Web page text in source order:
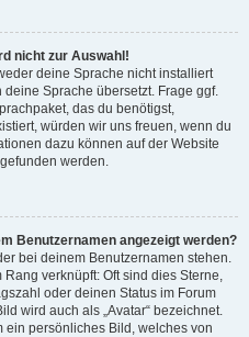
nicht zur Auswahl!
deine Sprache nicht installiert
Sprache übersetzt. Frage ggf.
das du benötigst,
würden wir uns freuen, wenn du
dazu können auf der Website
gefunden werden.
Benutzernamen angezeigt werden?
bei deinem Benutzernamen stehen.
verknüpft: Oft sind dies Sterne,
oder deinen Status im Forum
wird auch als „Avatar“ bezeichnet.
ein persönliches Bild, welches von